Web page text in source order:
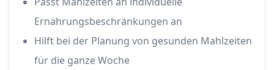
Ernährungsbeschränkungen an
Hilft bei der Planung von gesunden Mahlzeiten
für die ganze Woche